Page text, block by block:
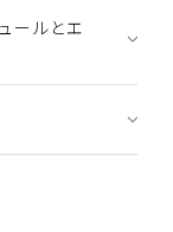
ールとエ